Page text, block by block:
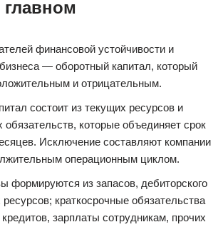
главном
финансовой устойчивости и
— оборотный капитал, который
и отрицательным.
состоит из текущих ресурсов и
обязательств, которые объединяет срок
Исключение составляют компании
операционным циклом.
формируются из запасов, дебиторского
ресурсов; краткосрочные обязательства
зарплаты сотрудникам, прочих